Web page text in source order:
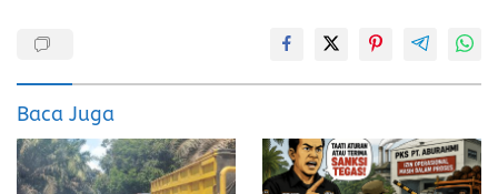
o
o
k
d
o
n
Baca Juga